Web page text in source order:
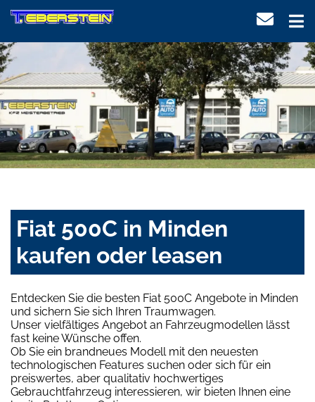
Fiat 500C in Minden
kaufen oder leasen
Entdecken Sie die besten Fiat 500C Angebote in Minden
und sichern Sie sich Ihren Traumwagen.
Unser vielfältiges Angebot an Fahrzeugmodellen lässt
fast keine Wünsche offen.
Ob Sie ein brandneues Modell mit den neuesten
technologischen Features suchen oder sich für ein
preiswertes, aber qualitativ hochwertiges
Gebrauchtfahrzeug interessieren, wir bieten Ihnen eine